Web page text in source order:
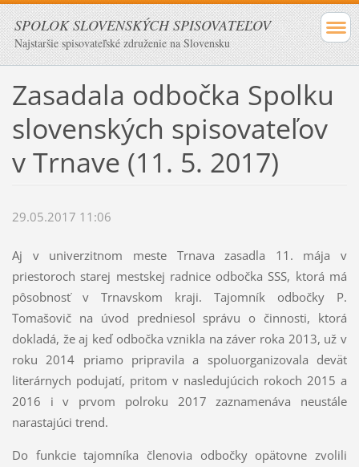
SPOLOK SLOVENSKÝCH SPISOVATEĽOV
Najstaršie spisovateľské združenie na Slovensku
Zasadala odbočka Spolku
slovenských spisovateľov
v Trnave (11. 5. 2017)
29.05.2017 11:06
Aj v univerzitnom meste Trnava zasadla 11. mája v
priestoroch starej mestskej radnice odbočka SSS, ktorá má
pôsobnosť v Trnavskom kraji. Tajomník odbočky P.
Tomašovič na úvod predniesol správu o činnosti, ktorá
dokladá, že aj keď odbočka vznikla na záver roka 2013, už v
roku 2014 priamo pripravila a spoluorganizovala deväť
literárnych podujatí, pritom v nasledujúcich rokoch 2015 a
2016 i v prvom polroku 2017 zaznamenáva neustále
narastajúci trend.
Do funkcie tajomníka členovia odbočky opätovne zvolili